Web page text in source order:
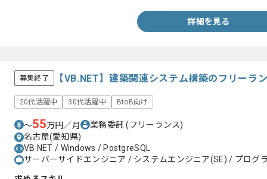
詳細を見る
募集終了 【VB.NET】建築関連システム構築のフリーラ
20代活躍中 30代活躍中 BtoB向け
〜55万円／月 業務委託(フリーランス)
名古屋(愛知県)
VB.NET / Windows / PostgreSQL
サーバーサイドエンジニア / システムエンジニア(SE) / プログ